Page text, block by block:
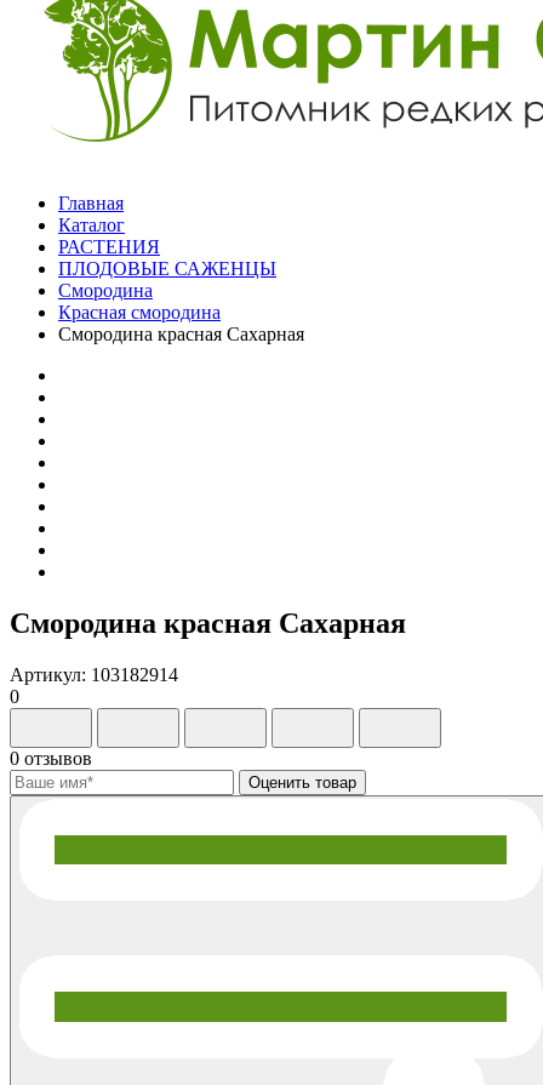
Главная
Каталог
РАСТЕНИЯ
ПЛОДОВЫЕ САЖЕНЦЫ
Смородина
Красная смородина
Смородина красная Сахарная
Смородина красная Сахарная
Артикул: 103182914
0
0 отзывов